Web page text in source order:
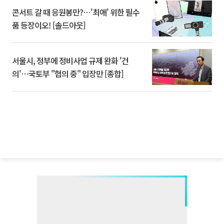
콘서트 갈 때 응원봉만?⋯'최애' 위한 필수
품 등장이오! [솔드아웃]
서울시, 정부에 정비사업 규제 완화 '건
의'⋯국토부 "협의 중" 입장만 [종합]